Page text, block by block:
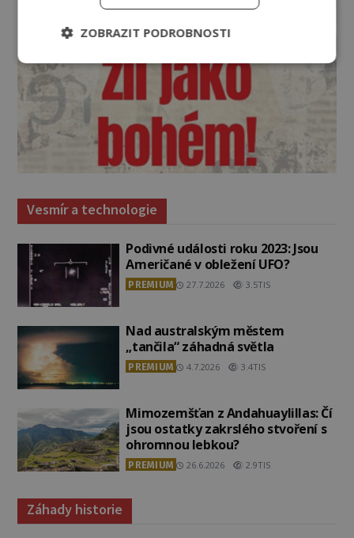
Vesmír a technologie
Podivné události roku 2023: Jsou
Američané v obležení UFO?
PREMIUM 27.7.2026 3.5TIS
Nad australským městem
„tančila“ záhadná světla
PREMIUM 4.7.2026 3.4TIS
Mimozemšťan z Andahuaylillas: Čí
jsou ostatky zakrslého stvoření s
ohromnou lebkou?
PREMIUM 26.6.2026 2.9TIS
Záhady historie
ZOBRAZIT PODROBNOSTI